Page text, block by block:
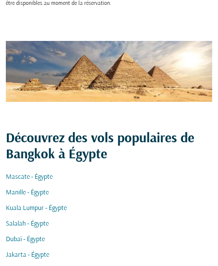
être disponibles au moment de la réservation.
Découvrez des vols populaires de
Bangkok à Égypte
Mascate - Égypte
Manille - Égypte
Kuala Lumpur - Égypte
Salalah - Égypte
Dubaï - Égypte
Jakarta - Égypte